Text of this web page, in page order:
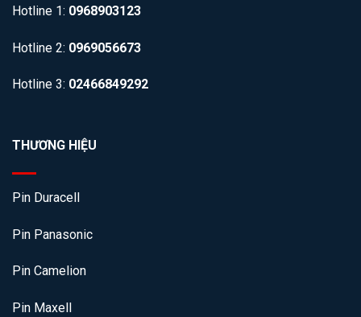
Hotline 1: 0968903123
Hotline 2: 0969056673
Hotline 3: 02466849292
THƯƠNG HIỆU
Pin Duracell
Pin Panasonic
Pin Camelion
Pin Maxell